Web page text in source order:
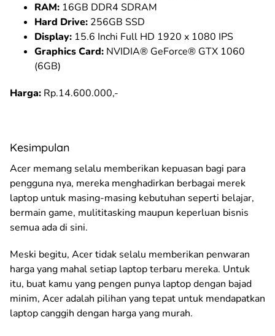
RAM: 16GB DDR4 SDRAM
Hard Drive: 256GB SSD
Display: 15.6 Inchi Full HD 1920 x 1080 IPS
Graphics Card: NVIDIA® GeForce® GTX 1060
(6GB)
Harga: Rp.14.600.000,-
Kesimpulan
Acer memang selalu memberikan kepuasan bagi para
pengguna nya, mereka menghadirkan berbagai merek
laptop untuk masing-masing kebutuhan seperti belajar,
bermain game, mulititasking maupun keperluan bisnis
semua ada di sini.
Meski begitu, Acer tidak selalu memberikan penwaran
harga yang mahal setiap laptop terbaru mereka. Untuk
itu, buat kamu yang pengen punya laptop dengan bajad
minim, Acer adalah pilihan yang tepat untuk mendapatkan
laptop canggih dengan harga yang murah.